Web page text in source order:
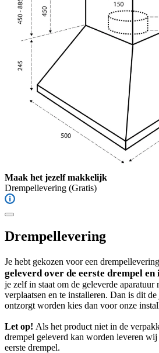
Maak het jezelf makkelijk
Drempellevering (Gratis)
Drempellevering
Je hebt gekozen voor een
geleverd over de eerste drempel
je zelf in staat om de geleverde aparatuur
verplaatsen en te installeren. Dan is dit
ontzorgt worden kies dan voor onze
Let op! Als het product niet in de
drempel geleverd kan worden leveren
eerste drempel.